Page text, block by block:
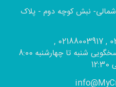
شمالی- نبش کوچه دوم - پلاک
شماره تماس : 02188003916 , 02188003917 ,
02188003918 - ساعت پاسخگویی شنبه تا چهارشنبه 8:00